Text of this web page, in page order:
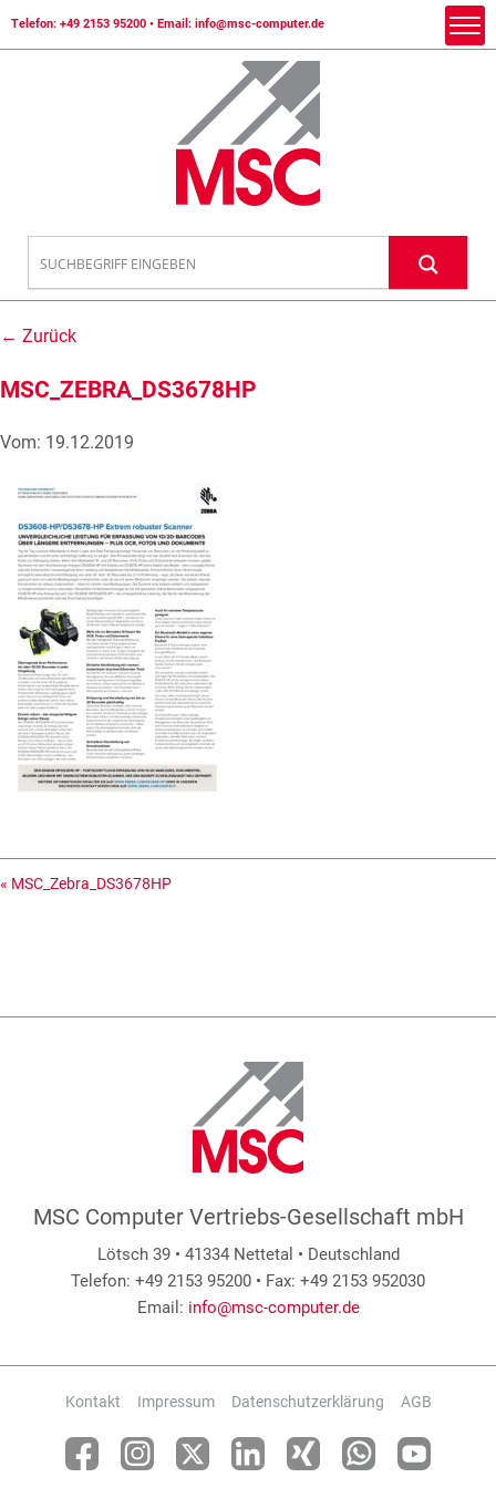
Telefon: +49 2153 95200 • Email: info@msc-computer.de
← Zurück
MSC_ZEBRA_DS3678HP
Vom: 19.12.2019
« MSC_Zebra_DS3678HP
MSC Computer Vertriebs-Gesellschaft mbH
Lötsch 39 • 41334 Nettetal • Deutschland
Telefon: +49 2153 95200 • Fax: +49 2153 952030
Email: info@msc-computer.de
Kontakt Impressum Datenschutzerklärung AGB